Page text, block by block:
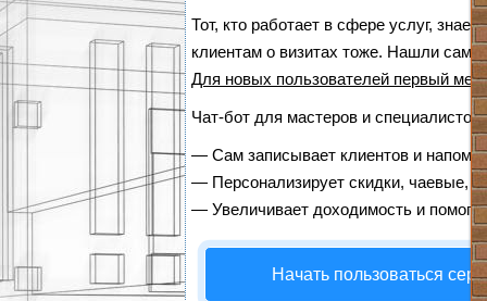
Тот, кто работает в сфере услуг,
клиентам о визитах тоже. Нашли
Для новых пользователей первый
Чат-бот для мастеров и
— Сам записывает клиентов и
— Персонализирует скидки, чаевые,
— Увеличивает доходимость и
Начать пользоваться